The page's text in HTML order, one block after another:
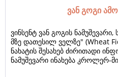
ვან გოგი
ვინსენტ ვან გოგის
მზე დათესილ ველზე" (Wheat
ნახატის შესახებ ძირითადი
ნამუშევარი ინახება კროლერ-